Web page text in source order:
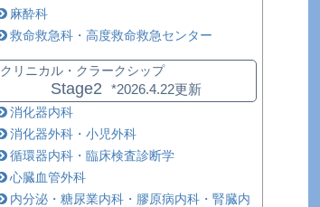
麻酔科
救命救急科・高度救命救急センター
クリニカル・クラークシップ
Stage2
*2026.4.22更新
消化器内科
消化器外科・小児外科
循環器内科・臨床検査診断学
心臓血管外科
内分泌・糖尿業内科・膠原病内科・腎臓内